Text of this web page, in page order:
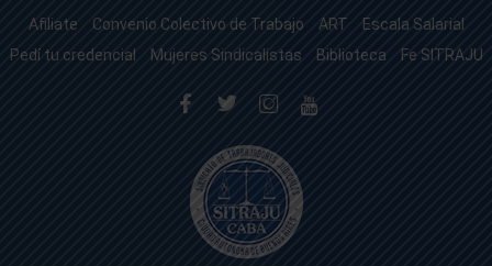
Afiliate Convenio Colectivo de Trabajo ART
Escala Salarial
Pedí tu credencial
Mujeres Sindicalistas Biblioteca Fe SITRAJU